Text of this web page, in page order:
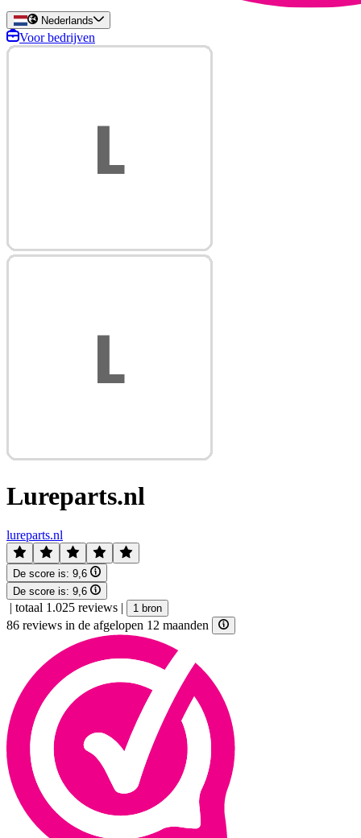
Nederlands
Voor bedrijven
Lureparts.nl
lureparts.nl
De score is: 9,6
De score is: 9,6
| totaal 1.025 reviews | 1 bron
86 reviews in de afgelopen 12 maanden